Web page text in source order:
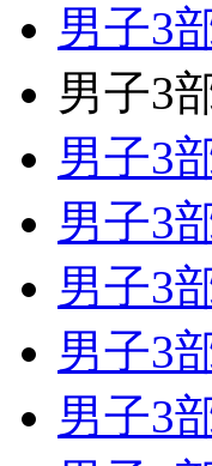
男子3
男子3
男子3
男子3
男子3
男子3
男子3